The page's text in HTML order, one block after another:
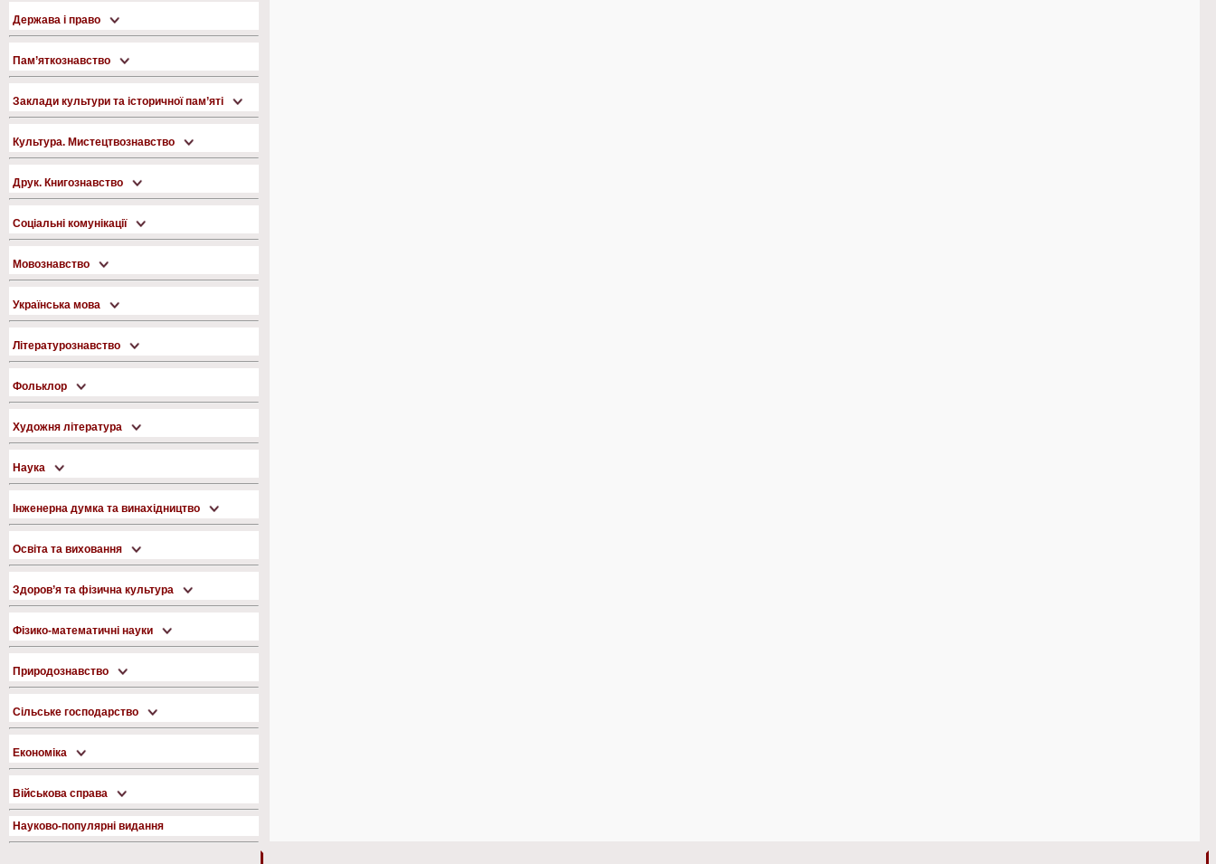
Держава і право
Пам’яткознавство
Заклади культури та історичної пам’яті
Культура. Мистецтвознавство
Друк. Книгознавство
Соціальні комунікації
Мовознавство
Українська мова
Літературознавство
Фольклор
Художня література
Наука
Інженерна думка та винахідництво
Освіта та виховання
Здоров’я та фізична культура
Фізико-математичні науки
Природознавство
Сільське господарство
Економіка
Військова справа
Науково-популярні видання